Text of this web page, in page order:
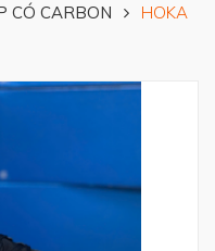
CÓ CARBON
HOKA